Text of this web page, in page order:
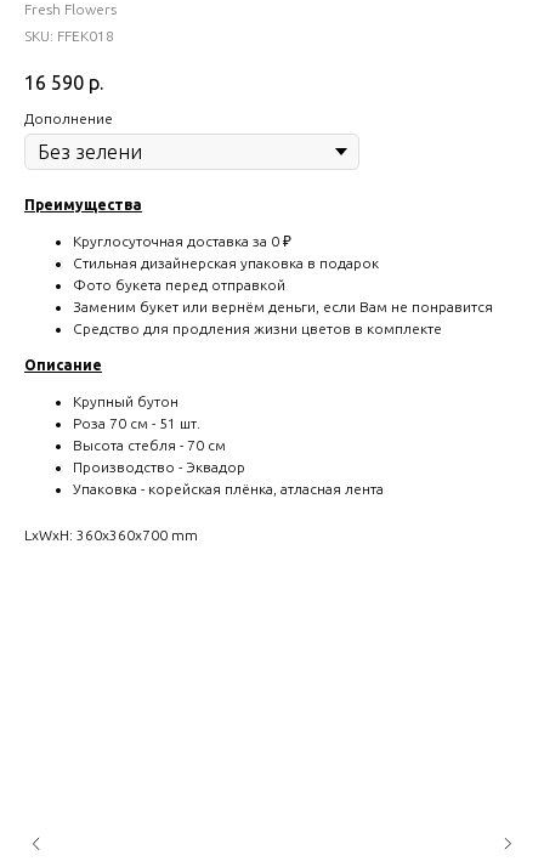
Fresh Flowers
SKU: FFEK018
16 590 р.
Дополнение
Преимущества
Круглосуточная доставка за 0 ₽
Стильная дизайнерская упаковка в подарок
Фото букета перед отправкой
Заменим букет или вернём деньги, если Вам не понравится
Средство для продления жизни цветов в комплекте
Описание
Крупный бутон
Роза 70 см - 51 шт.
Высота стебля - 70 см
Производство - Эквадор
Упаковка - корейская плёнка, атласная лента
LxWxH: 360x360x700 mm